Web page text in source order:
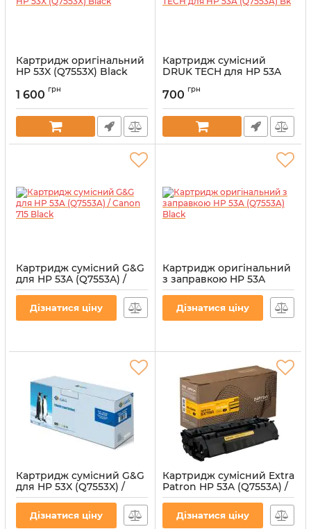
Картридж оригінальний
HP 53X (Q7553X) Black
1 600 грн
Картридж сумісний
DRUK TECH для HP 53A
Артикул:
700 грн
Картридж сумісний G&G
для HP 53A (Q7553A) /
Canon 715 Black
Артикул: G&G-Q7553A
Дізнатися ціну
Картридж оригінальний
з заправкою HP 53A
(Q7553A) Black
Артикул: vostQ7553A
Дізнатися ціну
Картридж сумісний G&G
для HP 53X (Q7553X) /
Canon 715H Black
Артикул: G&G-Q7553X
Дізнатися ціну
Картридж сумісний Extra
Patron HP 53A (Q7553A) /
Canon 715 Black
Артикул:
Дізнатися ціну